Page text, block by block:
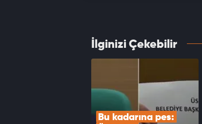
İlginizi Çekebilir
Bu kadarına pes: